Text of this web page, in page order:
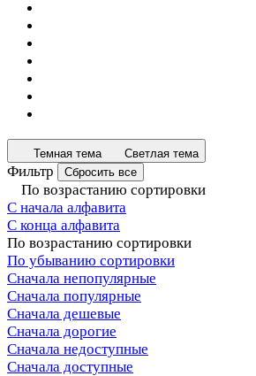
Темная тема Светлая тема
Фильтр Сбросить все
По возрастанию сортировки
С начала алфавита
С конца алфавита
По возрастанию сортировки
По убыванию сортировки
Сначала непопулярные
Сначала популярные
Сначала дешевые
Сначала дорогие
Сначала недоступные
Сначала доступные